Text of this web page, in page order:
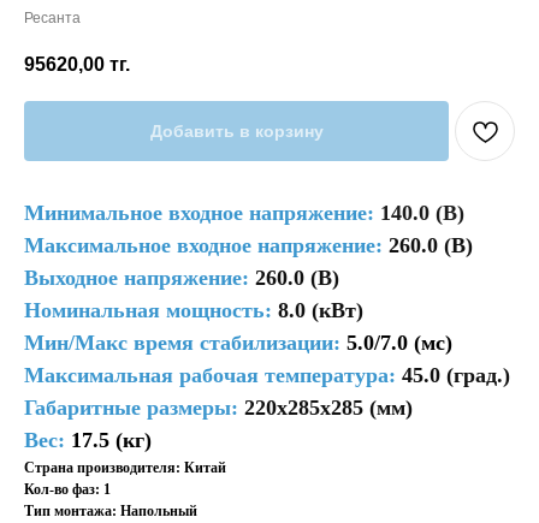
Ресанта
95620,00 тг.
Добавить в корзину
Минимальное входное напряжение: 140.0 (В)
Максимальное входное напряжение: 260.0 (В)
Выходное напряжение: 260.0 (В)
Номинальная мощность: 8.0 (кВт)
Мин/Макс время стабилизации: 5.0/7.0 (мс)
Максимальная рабочая температура: 45.0 (град.)
Габаритные размеры: 220x285x285 (мм)
Вес: 17.5 (кг)
Страна производителя: Китай
Кол-во фаз: 1
Тип монтажа: Напольный